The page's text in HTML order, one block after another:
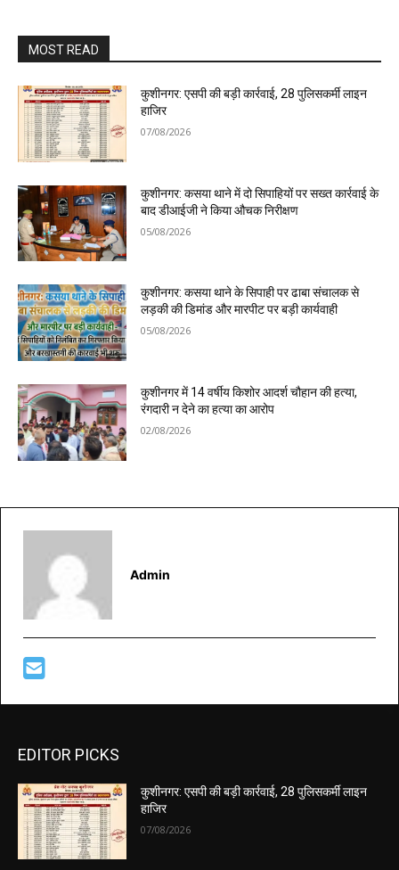
MOST READ
कुशीनगर: एसपी की बड़ी कार्रवाई, 28 पुलिसकर्मी लाइन
हाजिर
07/08/2026
कुशीनगर: कसया थाने में दो सिपाहियों पर सख्त कार्रवाई के
बाद डीआईजी ने किया औचक निरीक्षण
05/08/2026
कुशीनगर: कसया थाने के सिपाही पर ढाबा संचालक से
लड़की की डिमांड और मारपीट पर बड़ी कार्यवाही
05/08/2026
कुशीनगर में 14 वर्षीय किशोर आदर्श चौहान की हत्या,
रंगदारी न देने का हत्या का आरोप
02/08/2026
Admin
EDITOR PICKS
कुशीनगर: एसपी की बड़ी कार्रवाई, 28 पुलिसकर्मी लाइन
हाजिर
07/08/2026